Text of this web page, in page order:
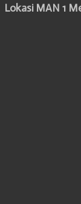
Lokasi MAN 1